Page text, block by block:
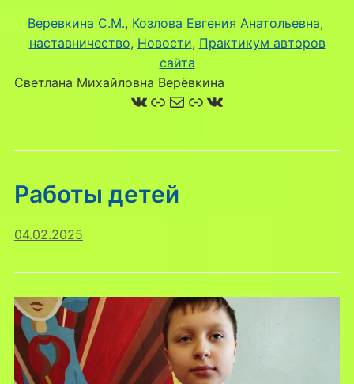
Веревкина С.М., Козлова Евгения Анатольевна
наставничество, Новости, Практикум авторов
сайта
Светлана Михайловна Верёвкина
ВКонтакте
Ссылка
Почта
Ссылка
ВКонтакте
Работы детей
04.02.2025